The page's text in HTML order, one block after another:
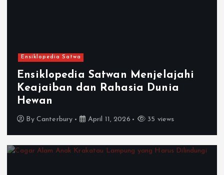
Ensiklopedia Satwa
Ensiklopedia Satwan Menjelajahi
Keajaiban dan Rahasia Dunia
Hewan
By Canterbury April 11, 2026 35 views